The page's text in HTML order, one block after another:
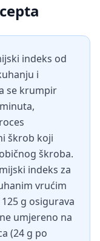
indeks od
i
se krumpir
škrob koji
škroba.
indeks za
vrućim
g osigurava
umjereno na
(24 g po